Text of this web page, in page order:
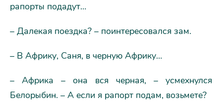
рапорты подадут…
– Далекая поездка? – поинтересовался зам.
– В Африку, Саня, в черную Африку…
– Африка – она вся черная, – усмехнулся
Белорыбин. – А если я рапорт подам, возьмете?